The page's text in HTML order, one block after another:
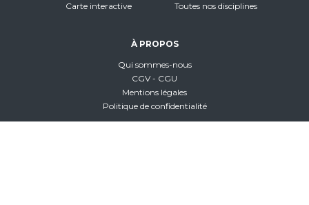
Carte interactive
Toutes nos disciplines
À PROPOS
Qui sommes-nous
CGV - CGU
Mentions légales
Politique de confidentialité